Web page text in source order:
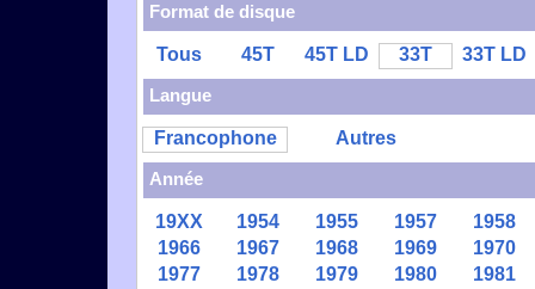
Format de disque
Tous 45T 45T LD 33T
33T LD
Langue
Francophone
Autres
Année
19XX 1954 1955 1957
1958
1966
1967 1968 1969
1970
1977
1978 1979 1980
1981